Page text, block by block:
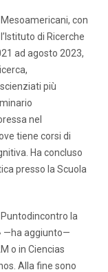
con
di Ricerche
ad agosto 2023,
più
nel
tiene corsi di
Ha concluso
presso la Scuola
la
—ha aggiunto—
o in Ciencias
Alla fine sono